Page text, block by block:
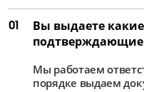
01
Вы выдаете
подтверждающие
Мы работаем
порядке выдаем